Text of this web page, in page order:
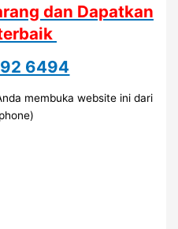
dan Dapatkan
6494
membuka website ini dari